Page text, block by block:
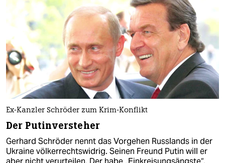
Ex-Kanzler Schröder zum Krim-Konflikt
Der Putinversteher
Gerhard Schröder nennt das Vorgehen Russlands in der
Ukraine völkerrechtswidrig. Seinen Freund Putin will er